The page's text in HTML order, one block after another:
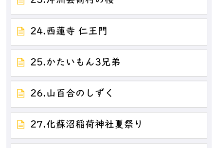
24.西蓮寺 仁王門
25.かたいもん3兄弟
26.山百合のしずく
27.化蘇沼稲荷神社夏祭り